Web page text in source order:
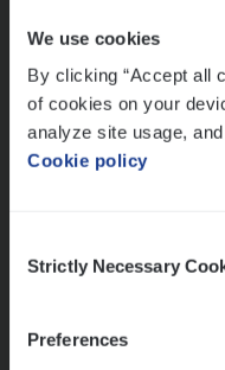
We use cookies
By clicking “Accept all
of cookies on your
analyze site usage,
Cookie policy
Selection
Strictly Necessary
Preferences
Antwerpen
(Agi­le)ITPro­ject
ITBusi­ness Analyst